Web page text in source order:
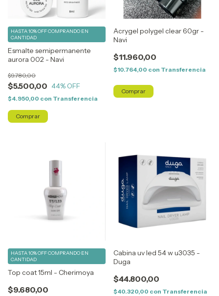
Esmalte semipermanente
aurora 002 - Navi
$5.500,00
$9.780,00
44% OFF
HASTA 10% OFFCOMPRANDO EN
CANTIDAD
$4.950,00 con Transferencia
Acrygel polygel clear 60gr -
Navi
$11.960,00
$10.764,00 con Transferencia
Top coat 15ml - Cherimoya
$9.680,00
HASTA 10% OFFCOMPRANDO EN
CANTIDAD
Cabina uv led 54 w u3035 -
Duga
$44.800,00
$40.320,00 con Transferencia